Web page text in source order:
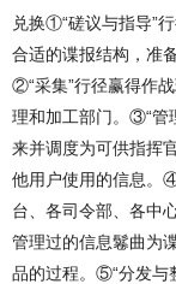
兑换①“磋议与指导”
合适的谍报结构，准
②“采集”行径赢得作
理和加工部门。③“管
来并调度为可供指挥
他用户使用的信息。
台、各司令部、各中
管理过的信息鬈曲为
品的过程。⑤“分发与